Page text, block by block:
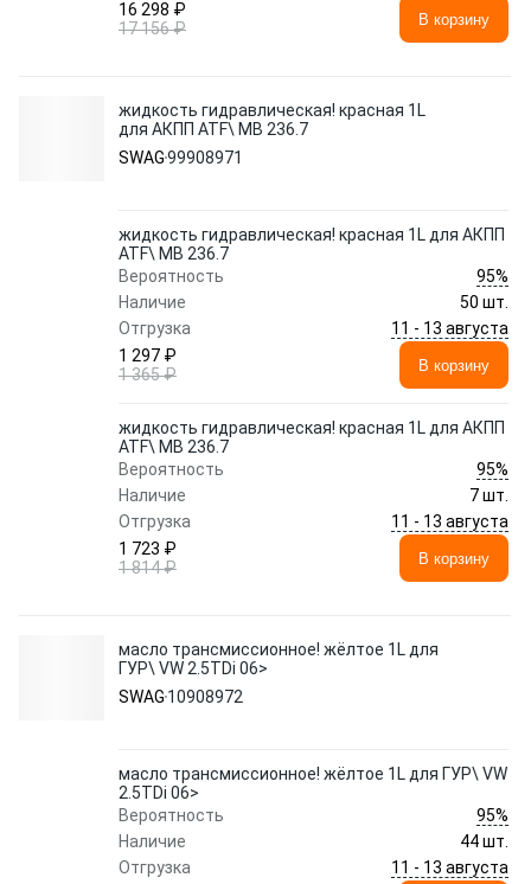
16 298 ₽
17 156 ₽
В корзину
жидкость гидравлическая! красная 1L
для АКПП ATF\ MB 236.7
SWAG99908971
жидкость гидравлическая! красная 1L для АКПП
ATF\ MB 236.7
Вероятность
95%
Наличие
50 шт.
Отгрузка
11 - 13 августа
1 297 ₽
1 365 ₽
В корзину
жидкость гидравлическая! красная 1L для АКПП
ATF\ MB 236.7
Вероятность
95%
Наличие
7 шт.
Отгрузка
11 - 13 августа
1 723 ₽
1 814 ₽
В корзину
масло трансмиссионное! жёлтое 1L для
ГУР\ VW 2.5TDi 06>
SWAG 10908972
масло трансмиссионное! жёлтое 1L для ГУР\ VW
2.5TDi 06>
Вероятность
95%
Наличие
44 шт.
Отгрузка
11 - 13 августа